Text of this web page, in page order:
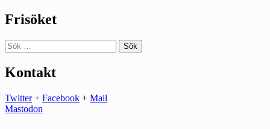
Frisöket
Sök
efter:
Kontakt
Twitter+ Facebook + Mail
Mastodon